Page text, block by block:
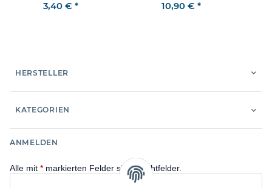
(IG) 25 mm x 1" PN16
3,40 € * 10,90 € *
HERSTELLER
KATEGORIEN
ANMELDEN
Alle mit * markierten Felder sind Pflichtfelder.